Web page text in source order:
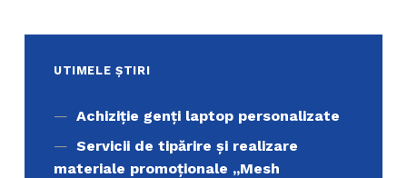
UTIMELE ȘTIRI
Achiziţie genți laptop personalizate
Servicii de tipărire şi realizare
materiale promoţionale ,,Mesh